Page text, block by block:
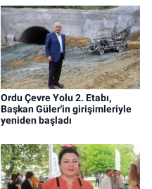
Ordu Çevre Yolu 2. Etabı,
Başkan Güler'in girişimleriyle
yeniden başladı